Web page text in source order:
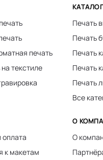
печать
на текстиле
КАТАЛОГ
Печать
Печать
Печать
Печать
Печать
Все
оплата
к макетам
О
О